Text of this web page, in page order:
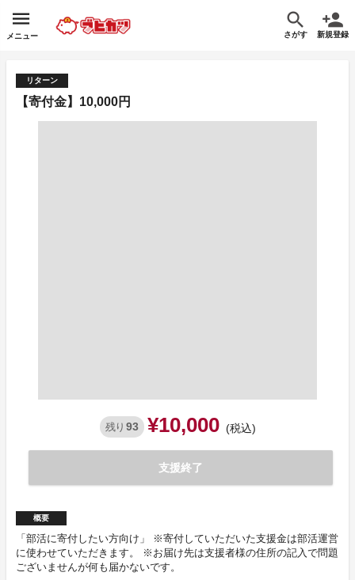
メニュー さがす 新規登録
リターン
【寄付金】10,000円
残り 93 ¥10,000 (税込)
支援終了
概要
「部活に寄付したい方向け」 ※寄付していただいた支援金は部活運営
に使わせていただきます。 ※お届け先は支援者様の住所の記入で問題
ございませんが何も届かないです。